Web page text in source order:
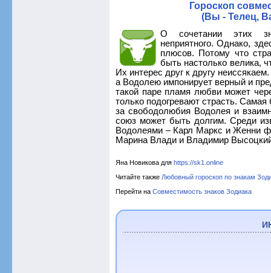
Гороскоп
(Вы - Телец,
О сочетании этих
неприятного. Однако,
плюсов. Потому что
быть настолько велика,
Их интерес друг к другу
а Водолею импонирует верный и
такой паре пламя любви может
только подогревают страсть.
за свободолюбия Водолея и
союз может быть долгим. Среди
Водолеями – Карл Маркс и Женни
Марина Влади и Владимир
Яна Новикова для https://sk1.online
Читайте также Любовный гороскоп по знакам
Перейти на Совместимость знаков Зодиака